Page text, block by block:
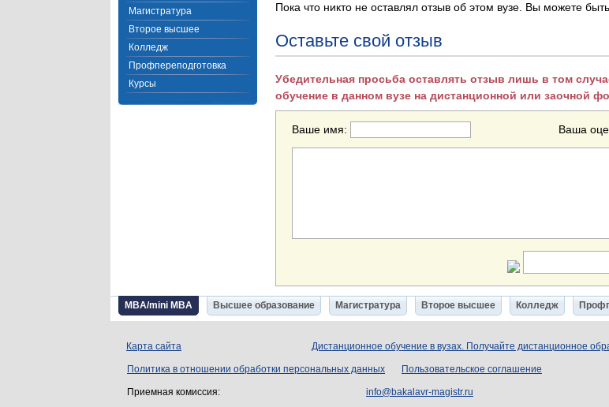
Магистратура
Второе высшее
Колледж
Профпереподготовка
Курсы
Пока что никто не оставлял отзыв об этом вузе. Вы можете
Оставьте свой отзыв
Убедительная просьба оставлять отзыв лишь в том
обучение в данном вузе на дистанционной или заочной
Ваше имя: Ваша
MBA/mini MBA Высшее образование Магистратура Второе высшее Колледж
Карта сайта Дистанционное обучение в вузах. Получайте дистанционное
Политика в отношении обработки персональных данных Пользовательское соглашение
Приемная комиссия:
info@bakalavr-magistr.ru